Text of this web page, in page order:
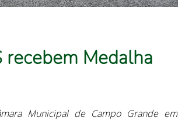
Medalha
Municipal de Campo Grande em